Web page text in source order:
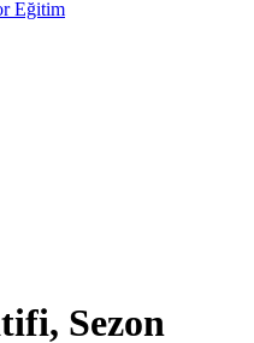
Eğitim
Sezon